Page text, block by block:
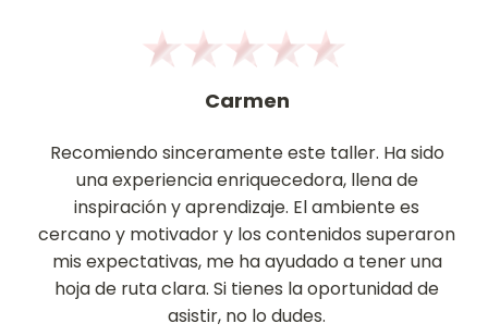
Carmen
Recomiendo sinceramente este taller. Ha sido
una experiencia enriquecedora, llena de
inspiración y aprendizaje. El ambiente es
cercano y motivador y los contenidos superaron
mis expectativas, me ha ayudado a tener una
hoja de ruta clara. Si tienes la oportunidad de
asistir, no lo dudes.